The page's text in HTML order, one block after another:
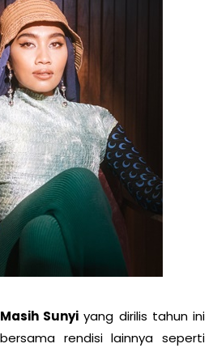
Masih Sunyi yang dirilis tahun ini
rendisi lainnya seperti